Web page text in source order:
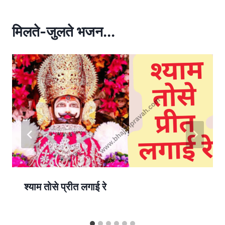
p
मिलते-जुलते भजन...
श्याम तोसे प्रीत लगाई रे